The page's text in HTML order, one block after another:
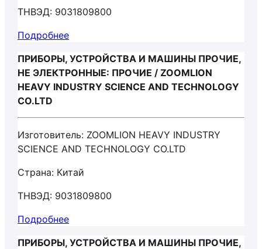
ТНВЭД: 9031809800
Подробнее
ПРИБОРЫ, УСТРОЙСТВА И МАШИНЫ ПРОЧИЕ,
НЕ ЭЛЕКТРОННЫЕ: ПРОЧИЕ / ZOOMLION
HEAVY INDUSTRY SCIENCE AND TECHNOLOGY
CO.LTD
Изготовитель: ZOOMLION HEAVY INDUSTRY
SCIENCE AND TECHNOLOGY CO.LTD
Страна: Китай
ТНВЭД: 9031809800
Подробнее
ПРИБОРЫ, УСТРОЙСТВА И МАШИНЫ ПРОЧИЕ,